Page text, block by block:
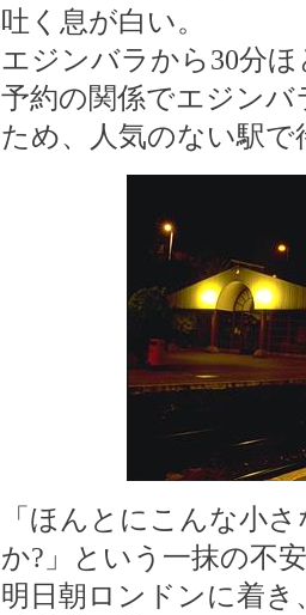
吐く息が白い。
エジンバラから30分
予約の関係でエジン
ため、人気のない駅
「ほんとにこんな小
か?」という一抹の不
明日朝ロンドンに着